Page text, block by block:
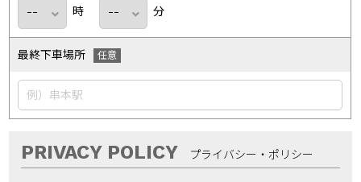
時 分
最終下車場所
PRIVACY POLICY プライバシー・ポリシー